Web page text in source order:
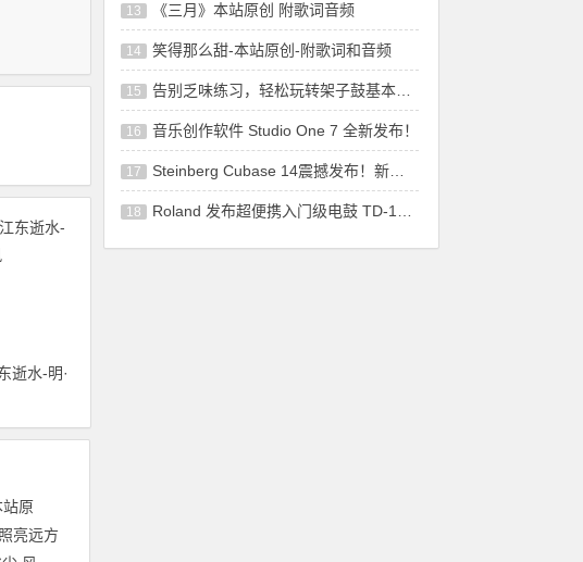
逝水-明·
站原
亮远方
13 《三月》本站原创 附歌词音频
14 笑得那么甜-本站原创-附歌词和音频
15 告别乏味练习，轻松玩转架子鼓基本功！这些技巧
16 音乐创作软件 Studio One 7 全新发布！
17 Steinberg Cubase 14震撼发布！新增功能让音
18 Roland 发布超便携入门级电鼓 TD-1K 和 TD-